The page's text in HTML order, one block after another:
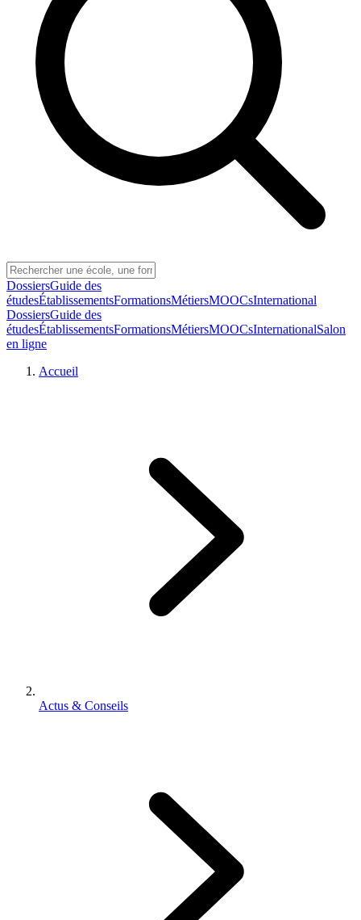
DossiersGuide des
étudesÉtablissementsFormationsMétiersMOOCsInternational
DossiersGuide des
étudesÉtablissementsFormationsMétiersMOOCsInternationalSalon
en ligne
Accueil
Actus & Conseils